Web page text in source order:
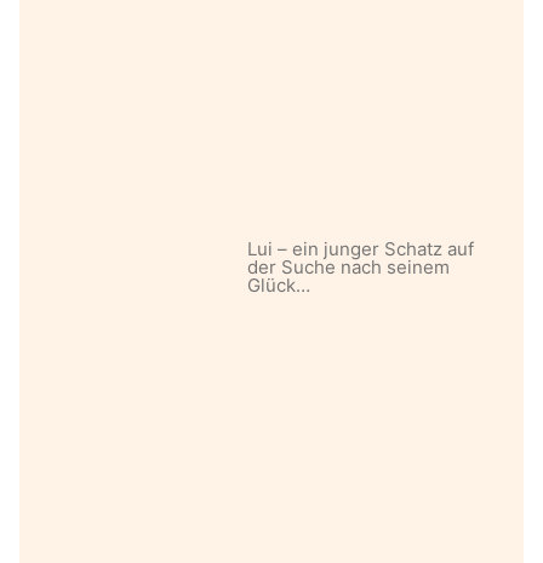
Lui – ein junger Schatz auf
der Suche nach seinem
Glück…